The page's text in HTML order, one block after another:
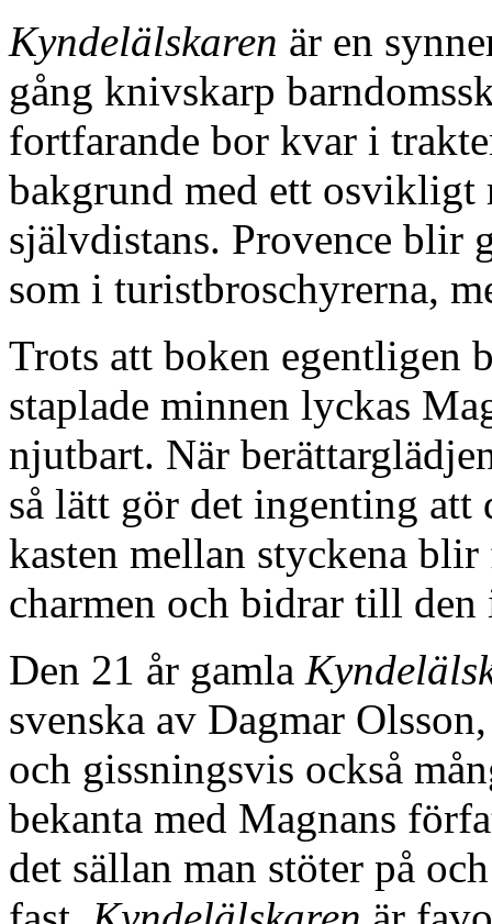
Kyndelälskaren är en
gång knivskarp
fortfarande bor kvar i
bakgrund med ett osvikligt
självdistans. Provence blir
som i turistbroschyrerna,
Trots att boken egentligen
staplade minnen lyckas
njutbart. När
så lätt gör det ingenting
kasten mellan styckena
charmen och bidrar till
Den 21 år gamla
svenska av Dagmar
och gissningsvis också
bekanta med Magnans
det sällan man stöter på